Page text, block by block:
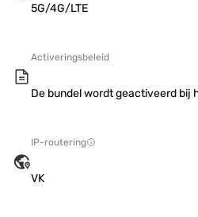
5G/4G/LTE
Activeringsbeleid
De bundel wordt geactiveerd bij
IP-routering
VK